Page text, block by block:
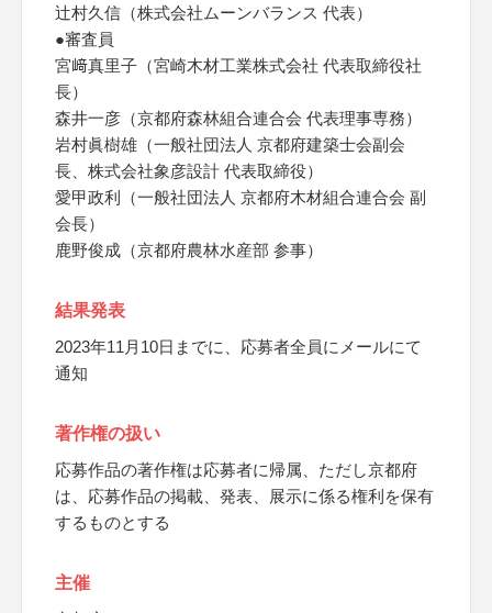
辻村久信（株式会社ムーンバランス 代表）
●審査員
宮﨑真里子（宮崎木材工業株式会社 代表取締役社
長）
森井一彦（京都府森林組合連合会 代表理事専務）
岩村眞樹雄（一般社団法人 京都府建築士会副会
長、株式会社象彦設計 代表取締役）
愛甲政利（一般社団法人 京都府木材組合連合会 副
会長）
鹿野俊成（京都府農林水産部 参事）
結果発表
2023年11月10日までに、応募者全員にメールにて
通知
著作権の扱い
応募作品の著作権は応募者に帰属、ただし京都府
は、応募作品の掲載、発表、展示に係る権利を保有
するものとする
主催